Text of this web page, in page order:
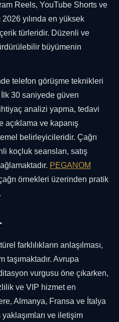
Reels, YouTube Shorts ve
yılında en yüksek
türleridir. Düzenli ve
büyümenin
telefon görüşme teknikleri
İlk 30 saniyede güven
analizi yapma, tedavi
ve kapanış
belirleyicileridir. Çağrı
koçluk seansları, satış
PEGANOM
örnekleri üzerinden pratik
farklılıkların anlaşılması,
taşımaktadır. Avrupa
vurgusu öne çıkarken,
ve VIP hizmet en
Almanya, Fransa ve İtalya
ve iletişim